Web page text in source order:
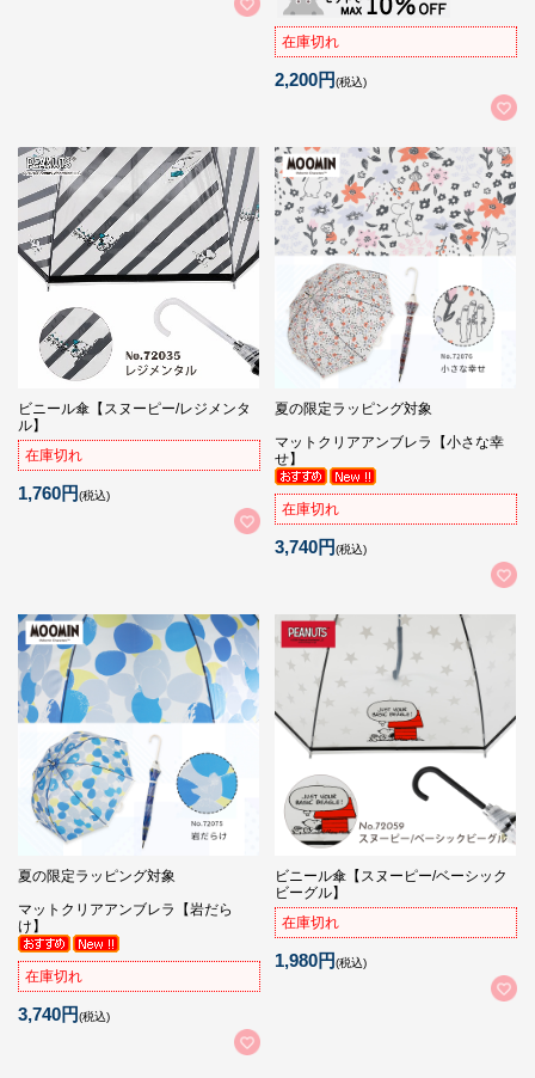
在庫切れ
2,200円(税込)
ビニール傘【スヌーピー/レジメンタ
ル】
在庫切れ
1,760円(税込)
夏の限定ラッピング対象
マットクリアアンブレラ【小さな幸
せ】
在庫切れ
3,740円(税込)
夏の限定ラッピング対象
マットクリアアンブレラ【岩だら
け】
在庫切れ
3,740円(税込)
ビニール傘【スヌーピー/ベーシック
ビーグル】
在庫切れ
1,980円(税込)